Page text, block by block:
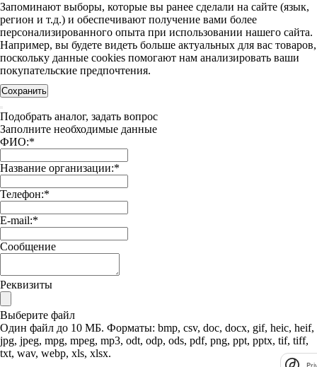
Запоминают выборы, которые вы ранее сделали на сайте (язык,
регион и т.д.) и обеспечивают получение вами более
персонализированного опыта при использовании нашего сайта.
Например, вы будете видеть больше актуальных для вас товаров,
поскольку данные cookies помогают нам анализировать ваши
покупательские предпочтения.
Сохранить
Подобрать аналог, задать вопрос
Заполните необходимые данные
ФИО:*
Название организации:*
Телефон:*
E-mail:*
Сообщение
Реквизиты
Выберите файл
Один файл до 10 МБ. Форматы: bmp, csv, doc, docx, gif, heic, heif,
jpg, jpeg, mpg, mpeg, mp3, odt, odp, ods, pdf, png, ppt, pptx, tif, tiff,
txt, wav, webp, xls, xlsx.